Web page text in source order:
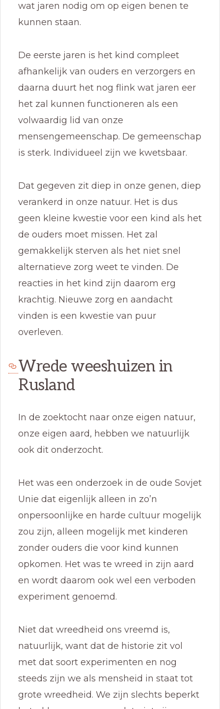
wat jaren nodig om op eigen benen te
kunnen staan.
De eerste jaren is het kind compleet
afhankelijk van ouders en verzorgers en
daarna duurt het nog flink wat jaren eer
het zal kunnen functioneren als een
volwaardig lid van onze
mensengemeenschap. De gemeenschap
is sterk. Individueel zijn we kwetsbaar.
Dat gegeven zit diep in onze genen, diep
verankerd in onze natuur. Het is dus
geen kleine kwestie voor een kind als het
de ouders moet missen. Het zal
gemakkelijk sterven als het niet snel
alternatieve zorg weet te vinden. De
reacties in het kind zijn daarom erg
krachtig. Nieuwe zorg en aandacht
vinden is een kwestie van puur
overleven.
Wrede weeshuizen in
Rusland
In de zoektocht naar onze eigen natuur,
onze eigen aard, hebben we natuurlijk
ook dit onderzocht.
Het was een onderzoek in de oude Sovjet
Unie dat eigenlijk alleen in zo’n
onpersoonlijke en harde cultuur mogelijk
zou zijn, alleen mogelijk met kinderen
zonder ouders die voor kind kunnen
opkomen. Het was te wreed in zijn aard
en wordt daarom ook wel een verboden
experiment genoemd.
Niet dat wreedheid ons vreemd is,
natuurlijk, want dat de historie zit vol
met dat soort experimenten en nog
steeds zijn we als mensheid in staat tot
grote wreedheid. We zijn slechts beperkt